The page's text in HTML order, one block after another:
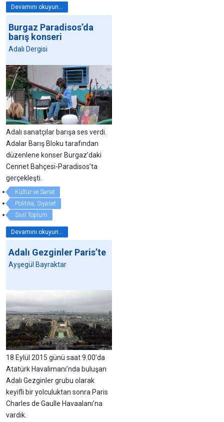
Devamını okuyun...
Burgaz Paradisos’da
barış konseri
Adalı Dergisi
Adalı sanatçılar barışa ses verdi.
Adalar Barış Bloku tarafından
düzenlene konser Burgaz’daki
Cennet Bahçesi-Paradisos’ta
gerçekleşti.
Kültür ve Sanat
Politika, Siyaset
Sivil Toplum
Devamını okuyun...
Adalı Gezginler Paris’te
Ayşegül Bayraktar
18 Eylül 2015 günü saat 9.00’da
Atatürk Havalimanı’nda buluşan
Adalı Gezginler grubu olarak
keyifli bir yolculuktan sonra Paris
Charles de Gaulle Havaalanı’na
vardık.